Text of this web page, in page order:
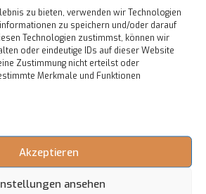
zu bieten, verwenden wir Technologien
zu speichern und/oder darauf
Technologien zustimmst, können wir
oder eindeutige IDs auf dieser Website
Zustimmung nicht erteilst oder
Merkmale und Funktionen
Akzeptieren
ansehen
East Grape
+49 (0) 69 175 26 232